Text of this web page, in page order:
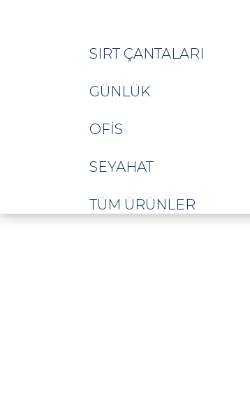
SIRT ÇANTALARI
GÜNLÜK
OFIS
SEYAHAT
TÜM ÜRÜNLER